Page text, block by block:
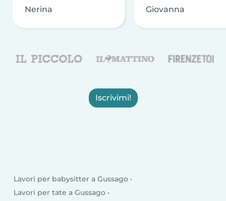
Nerina Giovanna
Iscrivimi!
Lavori per babysitter a Gussago
Lavori per tate a Gussago